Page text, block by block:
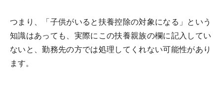
つまり、「子供がいると扶養控除の対象になる」という
知識はあっても、実際にこの扶養親族の欄に記入してい
ないと、勤務先の方では処理してくれない可能性があり
ます。